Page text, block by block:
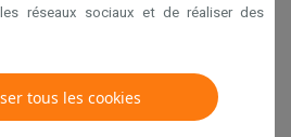
Cookies
44 - Industriezone 4 "T Sas",
réseaux sociaux et de réaliser des
tous les cookies